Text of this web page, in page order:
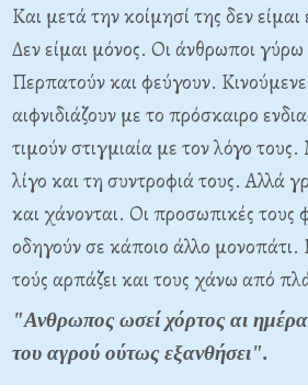
Και μετά την κοίμησί της δεν
Δεν είμαι μόνος. Οι άνθρωποι γύρω
Περπατούν και φεύγουν.
αιφνιδιάζουν με το πρόσκαιρο
τιμούν στιγμιαία με τον λόγο
λίγο και τη συντροφιά τους. Αλλά
και χάνονται. Οι προσωπικές τους
οδηγούν σε κάποιο άλλο μονοπάτι.
τούς αρπάζει και τους χάνω από
"Ανθρωπος ωσεί χόρτος αι
του αγρού ούτως εξανθήσει".